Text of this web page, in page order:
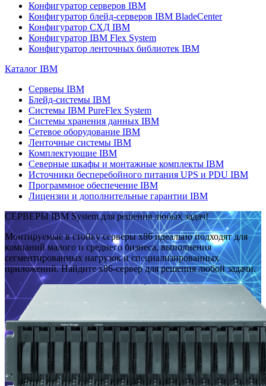
Конфигуратор серверов IBM
Конфигуратор блейд-серверов IBM BladeCenter
Конфигуратор СХД IBM
Конфигуратор IBM Flex System
Конфигуратор ленточных библиотек IBM
Каталог IBM
Серверы IBM
Блейд-системы IBM
Системы IBM PureFlex System
Системы хранения данных IBM
Сетевое оборудование IBM
Ленточные системы IBM
Комплектующие IBM
Северные шкафы и монтажные комплекты IBM
Источники бесперебойного питания UPS и PDU IBM
Программное обеспечение IBM
Лицензии и дополнительные гарантии IBM
СЕРВЕРЫ IBM System для решения любых задач!
Монтируемые в стойку серверы x86 идеально подходят для
компаний малого и среднего бизнеса, выполнения
сегментированных нагрузок и специализированных
приложений. Найдите x86-сервер для решения любой задачи.